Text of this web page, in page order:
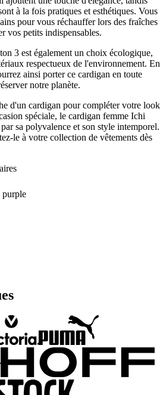
à la fois pratiques et esthétiques. Vous
pour vous réchauffer lors des fraîches
vos petits indispensables.
3 est également un choix écologique,
respectueux de l'environnement. En
ainsi porter ce cardigan en toute
notre planète.
d'un cardigan pour compléter votre look
spéciale, le cardigan femme Ichi
sa polyvalence et son style intemporel.
le à votre collection de vêtements dès
purple